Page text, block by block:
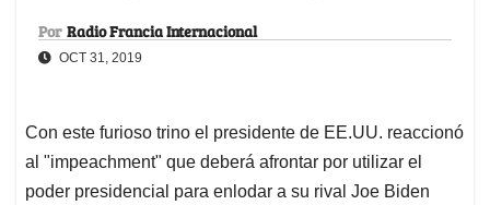
Por Radio Francia Internacional
OCT 31, 2019
Con este furioso trino el presidente de EE.UU. reaccionó
al "impeachment" que deberá afrontar por utilizar el
poder presidencial para enlodar a su rival Joe Biden